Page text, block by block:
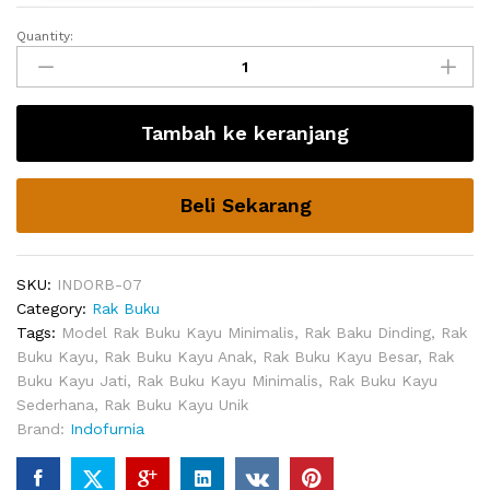
Rak
Buku
Anak
Tier
Quantity:
Tambah ke keranjang
Beli Sekarang
SKU: INDORB-07
Category: Rak Buku
Tags: Model Rak Buku Kayu Minimalis, Rak Baku Dinding, Rak
Buku Kayu, Rak Buku Kayu Anak, Rak Buku Kayu Besar, Rak
Buku Kayu Jati, Rak Buku Kayu Minimalis, Rak Buku Kayu
Sederhana, Rak Buku Kayu Unik
Brand: Indofurnia